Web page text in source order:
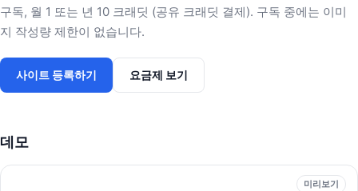
구독, 월 1 또는 년 10 크래딧 (공유 크래딧 결제). 구독 중에는 이미
지 작성량 제한이 없습니다.
사이트 등록하기 요금제 보기
데모
미리보기